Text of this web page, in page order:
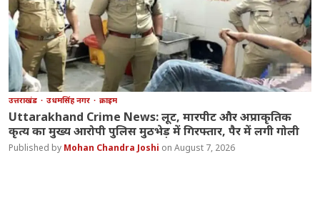
उत्तराखंड उधमसिंह नगर क्राइम
Uttarakhand Crime News: लूट, मारपीट और अप्राकृतिक
कृत्य का मुख्य आरोपी पुलिस मुठभेड़ में गिरफ्तार, पैर में लगी गोली
Mohan Chandra Joshi August 7, 2026